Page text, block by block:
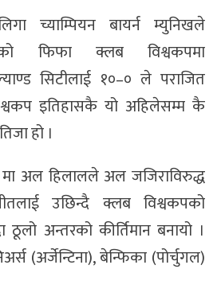
च्याम्पियन बायर्न म्युनिखले
फिफा क्लब विश्वकपमा
सिटीलाई १०–० ले पराजित
इतिहासकै यो अहिलेसम्म कै
हो ।
अल हिलालले अल जजिराविरुद्ध
उछिन्दै क्लब विश्वकपको
अन्तरको कीर्तिमान बनायो ।
(अर्जेन्टिना), बेन्फिका (पोर्चुगल)